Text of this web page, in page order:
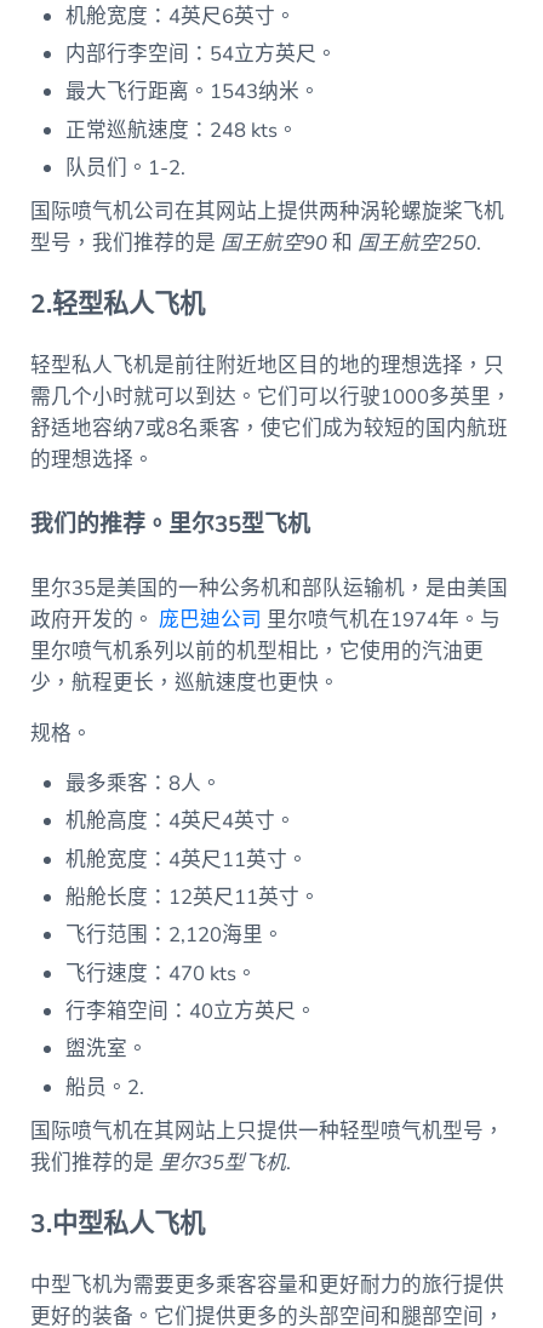
机舱宽度：4英尺6英寸。
内部行李空间：54立方英尺。
最大飞行距离。1543纳米。
正常巡航速度：248 kts。
队员们。1-2.
国际喷气机公司在其网站上提供两种涡轮螺旋桨飞机
型号，我们推荐的是 国王航空90和 国王航空250.
2.轻型私人飞机
轻型私人飞机是前往附近地区目的地的理想选择，只
需几个小时就可以到达。它们可以行驶1000多英里，
舒适地容纳7或8名乘客，使它们成为较短的国内航班
的理想选择。
我们的推荐。里尔35型飞机
里尔35是美国的一种公务机和部队运输机，是由美国
政府开发的。 庞巴迪公司 里尔喷气机在1974年。与
里尔喷气机系列以前的机型相比，它使用的汽油更
少，航程更长，巡航速度也更快。
规格。
最多乘客：8人。
机舱高度：4英尺4英寸。
机舱宽度：4英尺11英寸。
船舱长度：12英尺11英寸。
飞行范围：2,120海里。
飞行速度：470 kts。
行李箱空间：40立方英尺。
盥洗室。
船员。2.
国际喷气机在其网站上只提供一种轻型喷气机型号，
我们推荐的是 里尔35型飞机.
3.中型私人飞机
中型飞机为需要更多乘客容量和更好耐力的旅行提供
更好的装备。它们提供更多的头部空间和腿部空间，